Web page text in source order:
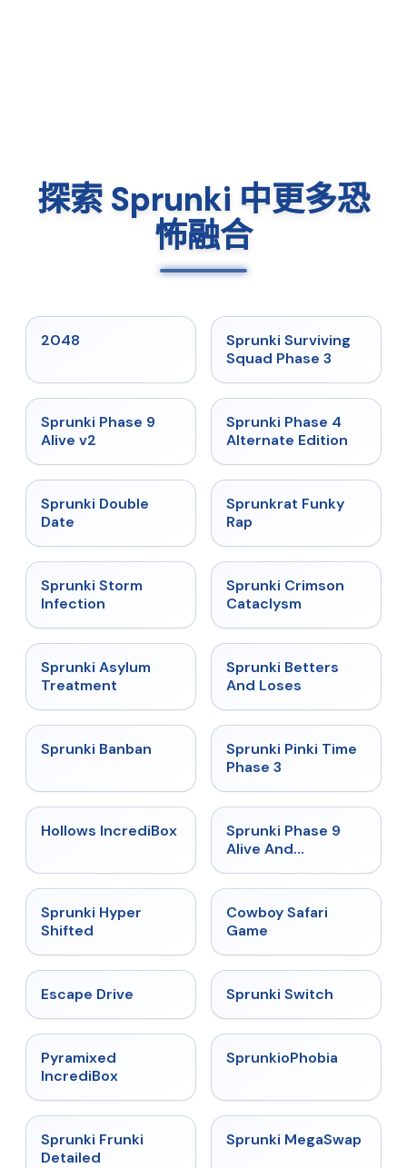
探索 Sprunki 中更多恐
怖融合
2048 ★ 4.7
Sprunki Surviving
Squad Phase 3
★
Sprunki Phase 9
Alive v2
★
Sprunki Phase 4
Alternate Edition
★
Sprunki Double
Date
★ 4.7
Sprunkrat Funky
Rap
★
Sprunki Storm
Infection
★ 4.7
Sprunki Crimson
Cataclysm
★
Sprunki Asylum
Treatment
★
Sprunki Betters
And Loses
★
Sprunki Banban ★ 4.9
Sprunki Pinki Time
Phase 3
★ 4.3
Hollows IncrediBox ★
Sprunki Phase 9
Alive And
★
Sprunki Hyper
Shifted
Cowboy Safari
Game
Escape Drive ★
Sprunki Switch
Pyramixed
IncrediBox
★
SprunkioPhobia
★
Sprunki Frunki
Detailed
★ 4.5
Sprunki MegaSwap